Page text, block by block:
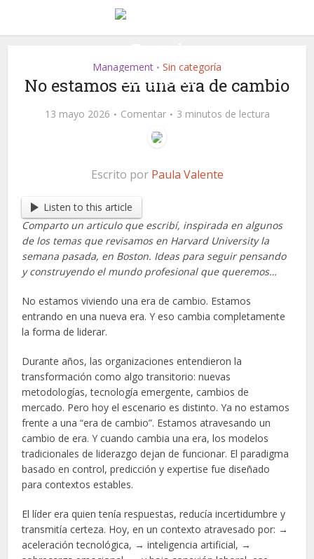
Management • Sin categoría
No estamos en una era de cambio
13 mayo 2026 Comentar 3 minutos de lectura
Escrito por Paula Valente
Listen to this article
Comparto un articulo que escribí, inspirada en algunos
de los temas que revisamos en Harvard University la
semana pasada, en Boston. Ideas para seguir pensando
y construyendo el mundo profesional que queremos…
No estamos viviendo una era de cambio. Estamos
entrando en una nueva era. Y eso cambia completamente
la forma de liderar.
Durante años, las organizaciones entendieron la
transformación como algo transitorio: nuevas
metodologías, tecnología emergente, cambios de
mercado. Pero hoy el escenario es distinto. Ya no estamos
frente a una “era de cambio”. Estamos atravesando un
cambio de era. Y cuando cambia una era, los modelos
tradicionales de liderazgo dejan de funcionar. El paradigma
basado en control, predicción y expertise fue diseñado
para contextos estables.
El líder era quien tenía respuestas, reducía incertidumbre y
transmitía certeza. Hoy, en un contexto atravesado por: →
aceleración tecnológica, → inteligencia artificial, →